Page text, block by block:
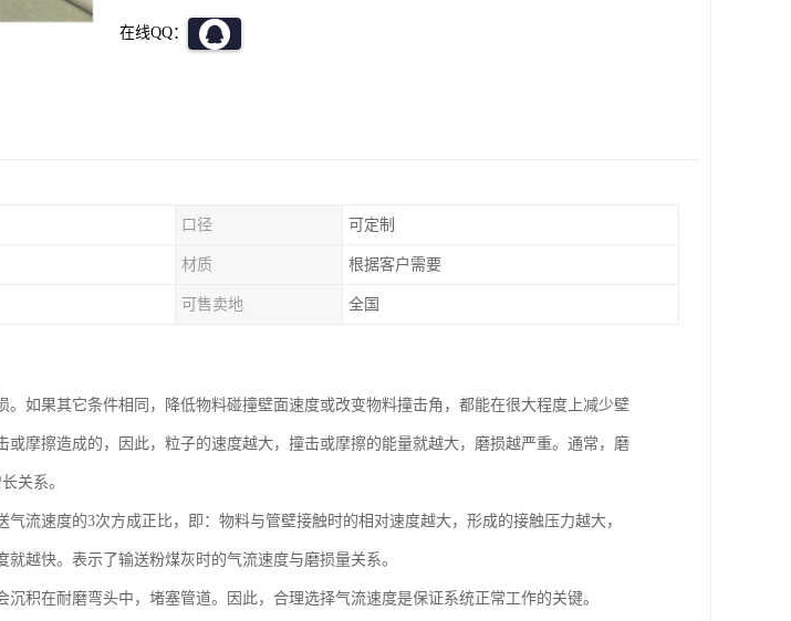
在线QQ：
口径 可定制
材质 根据客户需要
可售卖地 全国
。如果其它条件相同，降低物料碰撞壁面速度或改变物料撞击角，都能在很大程度上减少壁
或摩擦造成的，因此，粒子的速度越大，撞击或摩擦的能量就越大，磨损越严重。通常，磨
关系。
流速度的3次方成正比，即：物料与管壁接触时的相对速度越大，形成的接触压力越大，
越快。表示了输送粉煤灰时的气流速度与磨损量关系。
积在耐磨弯头中，堵塞管道。因此，合理选择气流速度是保证系统正常工作的关键。